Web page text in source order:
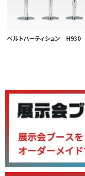
ベルトパーティション H930